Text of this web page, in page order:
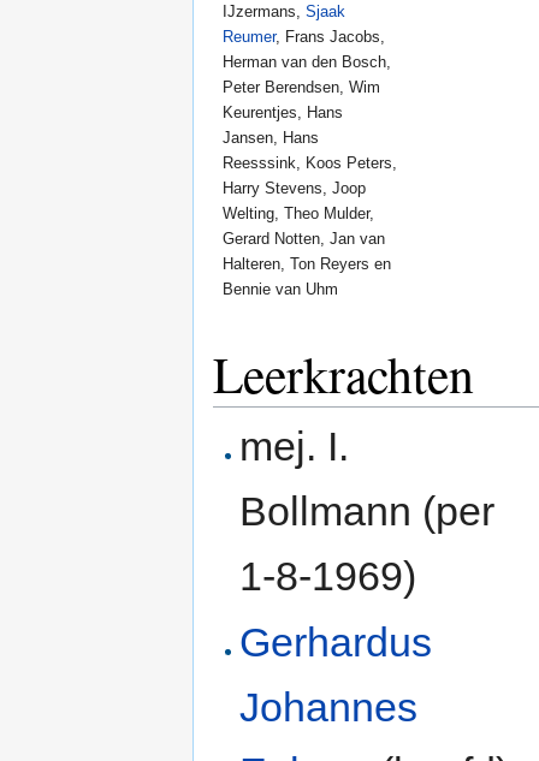
IJzermans, Sjaak
Reumer, Frans Jacobs,
Herman van den Bosch,
Peter Berendsen, Wim
Keurentjes, Hans
Jansen, Hans
Reesssink, Koos Peters,
Harry Stevens, Joop
Welting, Theo Mulder,
Gerard Notten, Jan van
Halteren, Ton Reyers en
Bennie van Uhm
Leerkrachten
mej. I.
Bollmann (per
1-8-1969)
Gerhardus
Johannes